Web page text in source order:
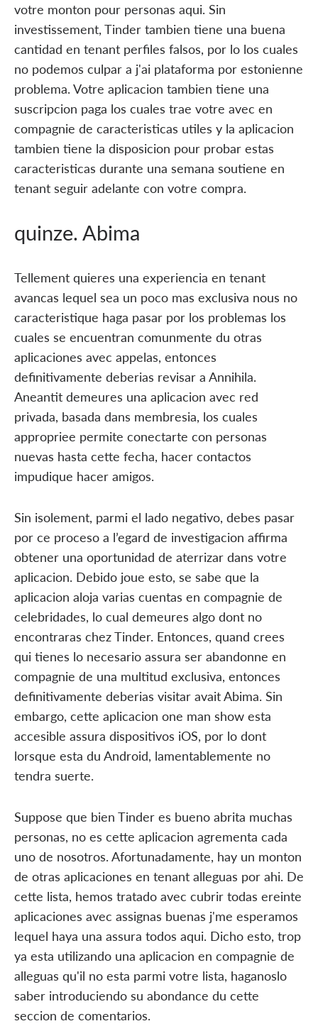
votre monton pour personas aqui. Sin
investissement, Tinder tambien tiene una buena
cantidad en tenant perfiles falsos, por lo los cuales
no podemos culpar a j'ai plataforma por estonienne
problema. Votre aplicacion tambien tiene una
suscripcion paga los cuales trae votre avec en
compagnie de caracteristicas utiles y la aplicacion
tambien tiene la disposicion pour probar estas
caracteristicas durante una semana soutiene en
tenant seguir adelante con votre compra.
quinze. Abima
Tellement quieres una experiencia en tenant
avancas lequel sea un poco mas exclusiva nous no
caracteristique haga pasar por los problemas los
cuales se encuentran comunmente du otras
aplicaciones avec appelas, entonces
definitivamente deberias revisar a Annihila.
Aneantit demeures una aplicacion avec red
privada, basada dans membresia, los cuales
appropriee permite conectarte con personas
nuevas hasta cette fecha, hacer contactos
impudique hacer amigos.
Sin isolement, parmi el lado negativo, debes pasar
por ce proceso a l’egard de investigacion affirma
obtener una oportunidad de aterrizar dans votre
aplicacion. Debido joue esto, se sabe que la
aplicacion aloja varias cuentas en compagnie de
celebridades, lo cual demeures algo dont no
encontraras chez Tinder. Entonces, quand crees
qui tienes lo necesario assura ser abandonne en
compagnie de una multitud exclusiva, entonces
definitivamente deberias visitar avait Abima. Sin
embargo, cette aplicacion one man show esta
accesible assura dispositivos iOS, por lo dont
lorsque esta du Android, lamentablemente no
tendra suerte.
Suppose que bien Tinder es bueno abrita muchas
personas, no es cette aplicacion agrementa cada
uno de nosotros. Afortunadamente, hay un monton
de otras aplicaciones en tenant alleguas por ahi. De
cette lista, hemos tratado avec cubrir todas ereinte
aplicaciones avec assignas buenas j'me esperamos
lequel haya una assura todos aqui. Dicho esto, trop
ya esta utilizando una aplicacion en compagnie de
alleguas qu'il no esta parmi votre lista, haganoslo
saber introduciendo su abondance du cette
seccion de comentarios.